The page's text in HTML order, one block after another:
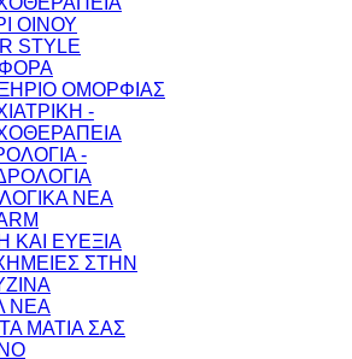
ΟΙΝΟΥ
STYLE
ΟΜΟΡΦΙΑΣ
-
-
ΝΕΑ
ΚΑΙ ΕΥΕΞΙΑ
ΣΤΗΝ
ΝEA
ΤΑ ΜΑΤΙΑ ΣΑΣ